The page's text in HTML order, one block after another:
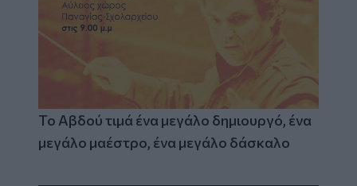
Το Αβδού τιμά ένα μεγάλο δημιουργό, ένα
μεγάλο μαέστρο, ένα μεγάλο δάσκαλο